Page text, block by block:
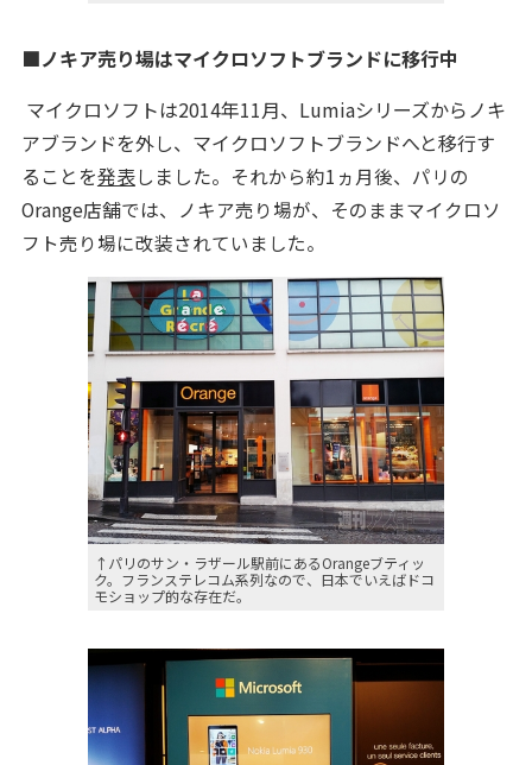
■ノキア売り場はマイクロソフトブランドに移行中
マイクロソフトは2014年11月、Lumiaシリーズからノキ
アブランドを外し、マイクロソフトブランドへと移行す
ることを発表しました。 それから約1ヵ月後、パリの
Orange店舗では、ノキア売り場が、そのままマイクロソ
フト売り場に改装されていました。
↑パリのサン・ラザール駅前にあるOrangeブティッ
ク。フランステレコム系列なので、日本でいえばドコ
モショップ的な存在だ。